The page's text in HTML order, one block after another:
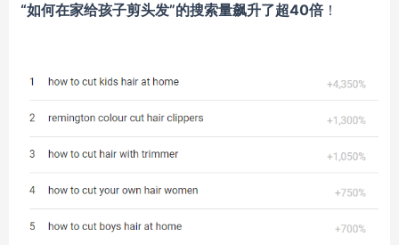
“如何在家给孩子剪头发”的搜索量飙升了超40倍！